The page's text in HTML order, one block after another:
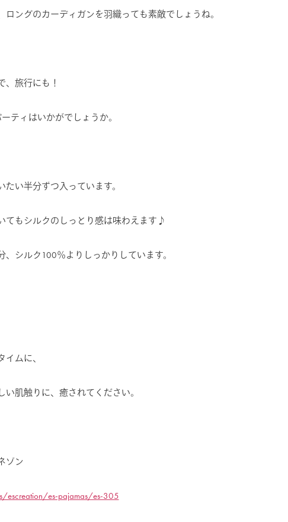
ロングのカーディガンを羽織っても素敵でしょうね。
、旅行にも！
ティはいかがでしょうか。
い半分ずつ入っています。
てもシルクのしっとり感は味わえます♪
、シルク100％よりしっかりしています。
ムに、
肌触りに、癒されてください。
ゾン
escreation/es-pajamas/es-305